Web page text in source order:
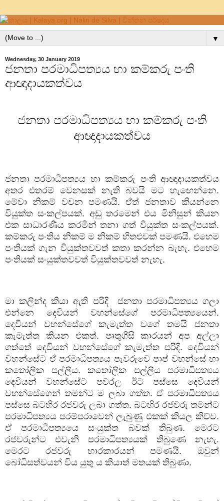
▼
Wednesday, 30 January 2019
ජනතා පරමාධිපත්‍යය හා කම්කරු පංති
ආඥාදායකත්වය
ජනතා පරමාධිපත්‍යය හා කම්කරු පංති
ආඥාදායකත්වය
ජනතා පරමාධිපත්‍යය හා කම්කරු පංති ආඥාදායකත්වය
අතර එතරම් වෙනසක් නැති බවයි මට හැඟෙන්නෙ.
මේවා නිකම් වචන පමණයි. ඒත් ජනතාව කියන්නෙ
වියුක්ත සංකල්පයක්. අඩු තරමෙන් එය මිනිසුන් කියන
එක සාධාරණීය කරමින් තනා ගත් වියුක්ත සංකල්පයක්.
කම්කරු පංතිය නිකම් ම නිකම් හිතළුවක් පමණයි. එහෙම
පංතියක් ගැන වියුක්තවවත් කතා කරන්න බැහැ. එහෙම
පංතියක් සංයුක්තවවත් වියුක්තවවත් නැහැ.
මා කලින්ද කියා ඇති පරිදි
ජනතා පරමාධිපත්‍යය ගලා
එන්නෙ දෙවියන් වහන්සේගේ පරමාධිපත්‍යයෙන්.
දෙවියන් වහන්සේගේ කැමැත්ත වගේ තමයි ජනතා
කැමැත්ත කියන එකත්. පෘතුගීසි කාරයන් අප අල්ලා
ගත්තේ දෙවියන් වහන්සේගේ කැමැත්ත පරිදි. දෙවියන්
වහන්සේට ඒ පරමාධිපත්‍යය පැවරුවෙ පාප් වහන්සේ හා
කතෝලික පල්ලිය. කතෝලික පල්ලිය පරමාධිපත්‍යය
දෙවියන් වහන්සේට පවරල ඊට පස්සෙ දෙවියන්
වහන්සේගෙන් තමන්ට ම ලබා ගත්ත. ඒ පරමාධිපත්‍යය
පස්සෙ බටහිර රජවරු ලබා ගත්ත. බටහිර රජවරු තමන්ට
පරමාධිපත්‍යය පරම්පරාවෙන් ලැබුණු එකක් කියල කිව්ව.
ඒ පරමාධිපත්‍යයෙ සංයුක්ත බවක් තිබුණ. මෙරට
රජවරුන්ට එවැනි පරමාධිපත්‍යයක් තිබුණෙ නැහැ.
මෙරට රජවරු භාරකාරයන් පමණයි. ඔවුන්
බෝධිසත්වයන් විය යුතු ය කියාත් මතයක් තිබුණා.